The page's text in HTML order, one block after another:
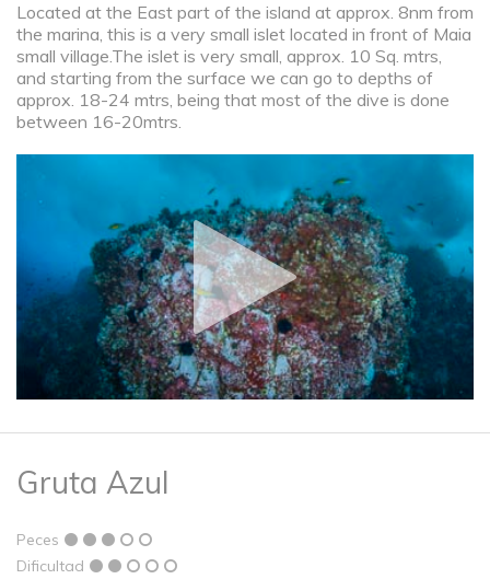
Located at the East part of the island at approx. 8nm from
the marina, this is a very small islet located in front of Maia
small village.The islet is very small, approx. 10 Sq. mtrs,
and starting from the surface we can go to depths of
approx. 18-24 mtrs, being that most of the dive is done
between 16-20mtrs.
Gruta Azul
Peces
Dificultad